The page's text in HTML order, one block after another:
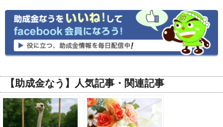
【助成金なう】人気記事・関連記事